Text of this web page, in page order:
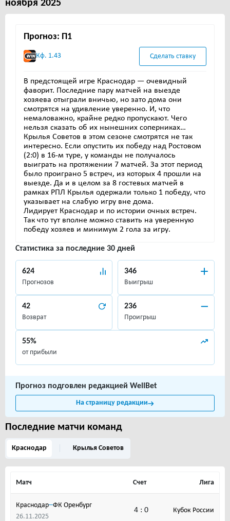
ноября 2025
Прогноз: П1
Кф. 1.43 Сделать ставку
В предстоящей игре Краснодар — очевидный
фаворит. Последние пару матчей на выезде
хозяева отыграли вничью, но зато дома они
смотрятся на удивление уверенно. И, что
немаловажно, крайне редко пропускают. Чего
нельзя сказать об их нынешних соперниках…
Крылья Советов в этом сезоне смотрятся не так
интересно. Если опустить их победу над Ростовом
(2:0) в 16-м туре, у команды не получалось
выиграть на протяжении 7 матчей. За этот период
было проиграно 5 встреч, из которых 4 прошли на
выезде. Да и в целом за 8 гостевых матчей в
рамках РПЛ Крылья одержали только 1 победу, что
указывает на слабую игру вне дома.
Лидирует Краснодар и по истории очных встреч.
Так что тут вполне можно ставить на уверенную
победу хозяев и минимум 2 гола за игру.
Статистика за последние 30 дней
624
Прогнозов
346
Выигрыш
42
Возврат
236
Проигрыш
55%
от прибыли
Прогноз подговлен редакцией WellBet
На страницу редакции
Последние матчи команд
Краснодар Крылья Советов
Матч Счет Лига
Краснодар–ФК Оренбург
26.11.2025
4 : 0 Кубок России